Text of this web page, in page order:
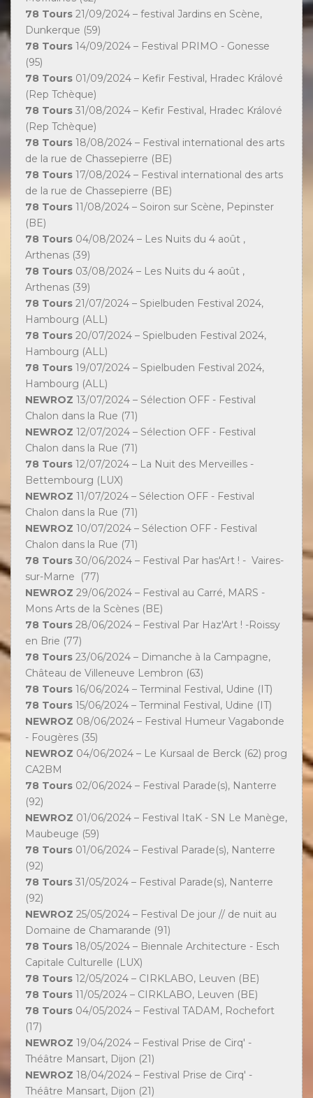
78 Tours 21/09/2024 – festival Jardins en Scène,
Dunkerque (59)
78 Tours 14/09/2024 – Festival PRIMO - Gonesse
(95)
78 Tours 01/09/2024 – Kefir Festival, Hradec Králové
(Rep Tchèque)
78 Tours 31/08/2024 – Kefir Festival, Hradec Králové
(Rep Tchèque)
78 Tours 18/08/2024 – Festival international des arts
de la rue de Chassepierre (BE)
78 Tours 17/08/2024 – Festival international des arts
de la rue de Chassepierre (BE)
78 Tours 11/08/2024 – Soiron sur Scène, Pepinster
(BE)
78 Tours 04/08/2024 – Les Nuits du 4 août ,
Arthenas (39)
78 Tours 03/08/2024 – Les Nuits du 4 août ,
Arthenas (39)
78 Tours 21/07/2024 – Spielbuden Festival 2024,
Hambourg (ALL)
78 Tours 20/07/2024 – Spielbuden Festival 2024,
Hambourg (ALL)
78 Tours 19/07/2024 – Spielbuden Festival 2024,
Hambourg (ALL)
NEWROZ 13/07/2024 – Sélection OFF - Festival
Chalon dans la Rue (71)
NEWROZ 12/07/2024 – Sélection OFF - Festival
Chalon dans la Rue (71)
78 Tours 12/07/2024 – La Nuit des Merveilles -
Bettembourg (LUX)
NEWROZ 11/07/2024 – Sélection OFF - Festival
Chalon dans la Rue (71)
NEWROZ 10/07/2024 – Sélection OFF - Festival
Chalon dans la Rue (71)
78 Tours 30/06/2024 – Festival Par has'Art ! - Vaires-
sur-Marne (77)
NEWROZ 29/06/2024 – Festival au Carré, MARS -
Mons Arts de la Scènes (BE)
78 Tours 28/06/2024 – Festival Par Haz'Art ! -Roissy
en Brie (77)
78 Tours 23/06/2024 – Dimanche à la Campagne,
Château de Villeneuve Lembron (63)
78 Tours 16/06/2024 – Terminal Festival, Udine (IT)
78 Tours 15/06/2024 – Terminal Festival, Udine (IT)
NEWROZ 08/06/2024 – Festival Humeur Vagabonde
- Fougères (35)
NEWROZ 04/06/2024 – Le Kursaal de Berck (62) prog
CA2BM
78 Tours 02/06/2024 – Festival Parade(s), Nanterre
(92)
NEWROZ 01/06/2024 – Festival ItaK - SN Le Manège,
Maubeuge (59)
78 Tours 01/06/2024 – Festival Parade(s), Nanterre
(92)
78 Tours 31/05/2024 – Festival Parade(s), Nanterre
(92)
NEWROZ 25/05/2024 – Festival De jour // de nuit au
Domaine de Chamarande (91)
78 Tours 18/05/2024 – Biennale Architecture - Esch
Capitale Culturelle (LUX)
78 Tours 12/05/2024 – CIRKLABO, Leuven (BE)
78 Tours 11/05/2024 – CIRKLABO, Leuven (BE)
78 Tours 04/05/2024 – Festival TADAM, Rochefort
(17)
NEWROZ 19/04/2024 – Festival Prise de Cirq' -
Théâtre Mansart, Dijon (21)
NEWROZ 18/04/2024 – Festival Prise de Cirq' -
Théâtre Mansart, Dijon (21)